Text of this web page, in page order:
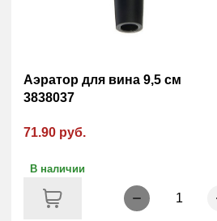
Аэратор для вина 9,5 см
3838037
71.90 руб.
В наличии
1